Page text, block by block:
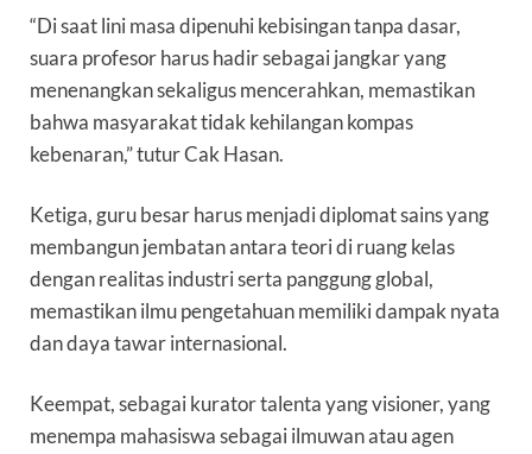
“Di saat lini masa dipenuhi kebisingan tanpa dasar,
suara profesor harus hadir sebagai jangkar yang
menenangkan sekaligus mencerahkan, memastikan
bahwa masyarakat tidak kehilangan kompas
kebenaran,” tutur Cak Hasan.
Ketiga, guru besar harus menjadi diplomat sains yang
membangun jembatan antara teori di ruang kelas
dengan realitas industri serta panggung global,
memastikan ilmu pengetahuan memiliki dampak nyata
dan daya tawar internasional.
Keempat, sebagai kurator talenta yang visioner, yang
menempa mahasiswa sebagai ilmuwan atau agen